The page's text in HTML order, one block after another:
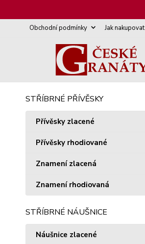
Obchodní podmínky Jak nakupovat
STŘÍBRNÉ PŘÍVĚSKY
Přívěsky zlacené
Přívěsky rhodiované
Znamení zlacená
Znamení rhodiovaná
STŘÍBRNÉ NÁUŠNICE
Náušnice zlacené